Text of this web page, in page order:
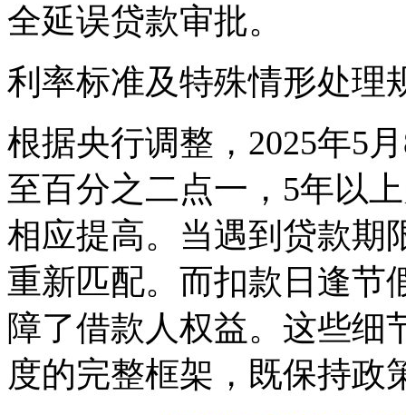
全延误贷款审批。
利率标准及特殊情形处理
根据央行调整，2025年5
至百分之二点一，5年以
相应提高。当遇到贷款期
重新匹配。而扣款日逢节
障了借款人权益。这些细
度的完整框架，既保持政